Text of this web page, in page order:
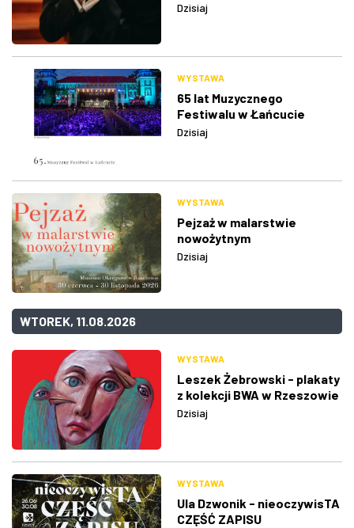
Dzisiaj
WYSTAWA
65 lat Muzycznego
Festiwalu w Łańcucie
Dzisiaj
WYSTAWA
Pejzaż w malarstwie
nowożytnym
Dzisiaj
WTOREK, 11.08.2026
WYSTAWA
Leszek Żebrowski - plakaty
z kolekcji BWA w Rzeszowie
Dzisiaj
WYSTAWA
Ula Dzwonik - nieoczywisTA
CZĘŚĆ ZAPISU